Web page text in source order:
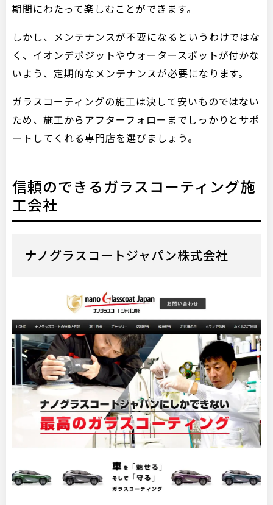
期間にわたって楽しむことができます。
しかし、メンテナンスが不要になるというわけではな
く、イオンデポジットやウォータースポットが付かな
いよう、定期的なメンテナンスが必要になります。
ガラスコーティングの施工は決して安いものではない
ため、施工からアフターフォローまでしっかりとサポ
ートしてくれる専門店を選びましょう。
信頼のできるガラスコーティング施
工会社
ナノグラスコートジャパン株式会社